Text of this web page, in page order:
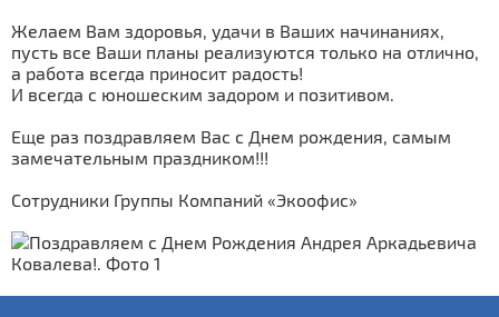
Желаем Вам здоровья, удачи в Ваших начинаниях,
пусть все Ваши планы реализуются только на отлично,
а работа всегда приносит радость!
И всегда с юношеским задором и позитивом.
Еще раз поздравляем Вас с Днем рождения, самым
замечательным праздником!!!
Сотрудники Группы Компаний «Экоофис»